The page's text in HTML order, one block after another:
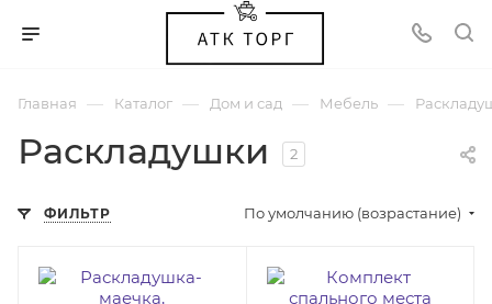
Главная — Каталог — Дом и сад — Мебель —
Раскладушки 2
ФИЛЬТР По умолчанию (возрастание)